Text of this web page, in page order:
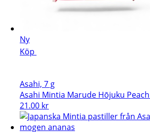
Ny
Köp
Asahi, 7 g
Asahi Mintia Marude Hōjuku
21.00 kr